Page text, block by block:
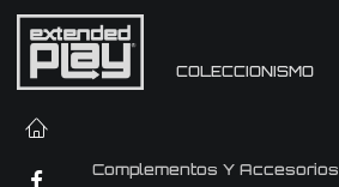
COLECCIONISMO
Complementos Y Accesorios